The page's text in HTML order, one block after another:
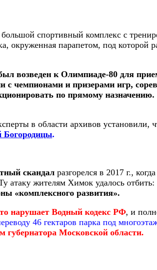
спортивный комплекс с
окруженная парапетом, под которой
возведен к Олимпиаде-80 для
с чемпионами и призерами игр,
по прямому назначению.
в области архивов установили,
Богородицы.
скандал разгорелся в 2017 г.,
атаку жителям Химок удалось отбить:
«комплексного развития».
нарушает Водный кодекс РФ, и
46 гектаров парка под
Московской области.